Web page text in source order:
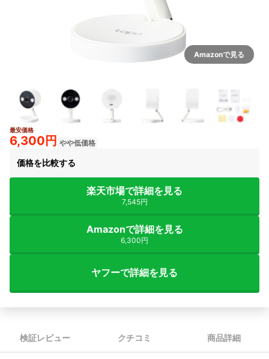
Amazonで見る
最安価格
6,300円 やや低価格
価格を比較する
楽天市場で詳細を見る
7,545円
Amazonで詳細を見る
6,300円
ヤフーで詳細を見る
検証レビュー クチコミ 商品詳細